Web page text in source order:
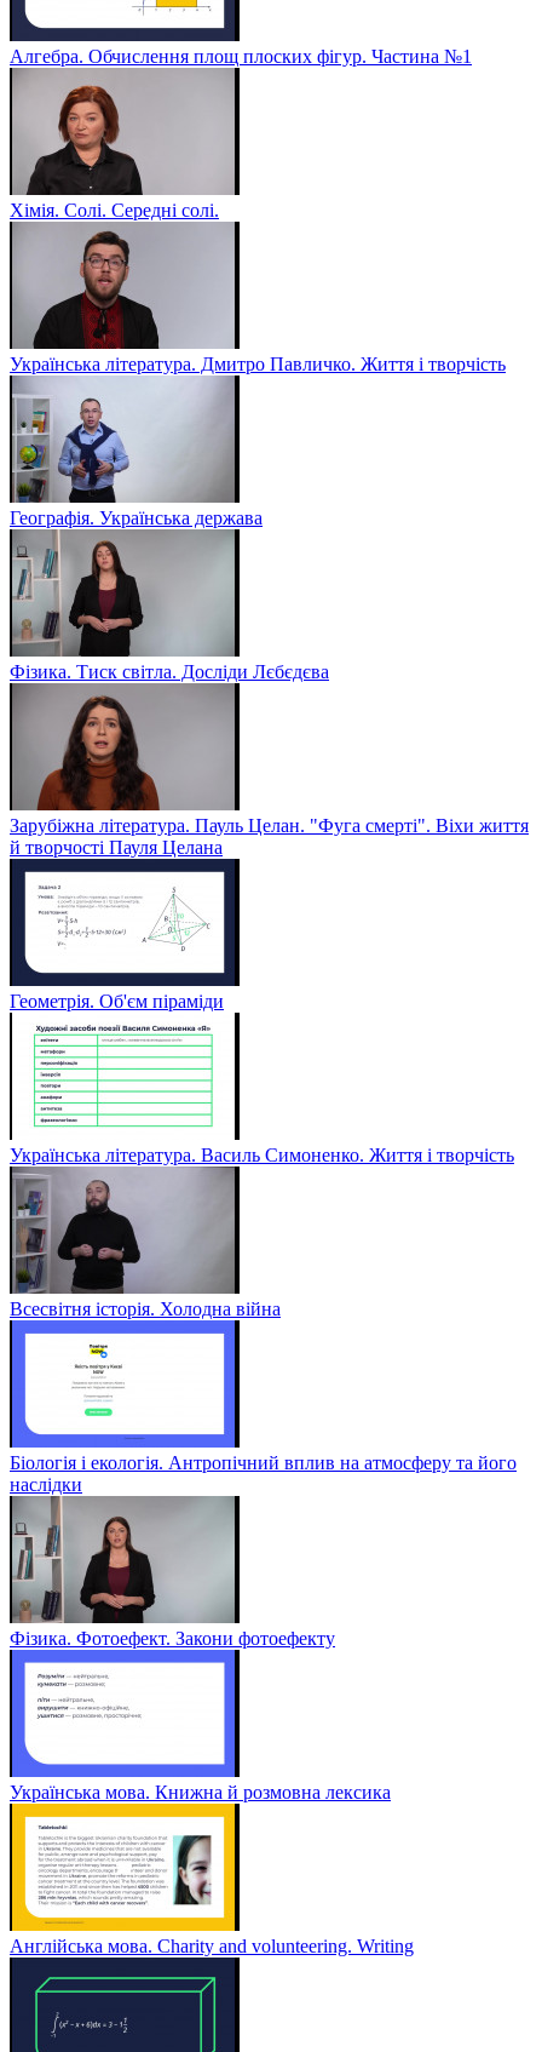
Алгебра. Обчислення площ плоских фігур. Частина №1
Хімія. Солі. Середні солі.
Українська література. Дмитро Павличко. Життя і творчість
Географія. Українська держава
Фізика. Тиск світла. Досліди Лєбєдєва
Зарубіжна література. Пауль Целан. "Фуга смерті". Віхи життя
й творчості Пауля Целана
Геометрія. Об'єм піраміди
Українська література. Василь Симоненко. Життя і творчість
Всесвітня історія. Холодна війна
Біологія і екологія. Антропічний вплив на атмосферу та його
наслідки
Фізика. Фотоефект. Закони фотоефекту
Українська мова. Книжна й розмовна лексика
Англійська мова. Charity and volunteering. Writing